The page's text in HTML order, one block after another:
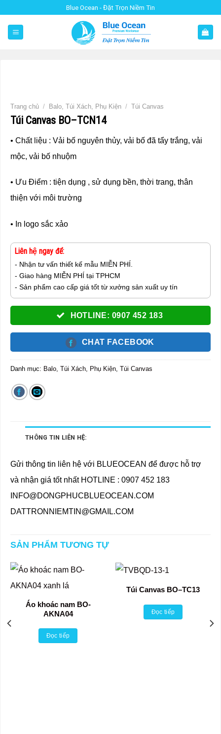
to
content
Blue Ocean - Đặt Trọn Niềm Tin
Trang chủ / Balo, Túi Xách, Phụ Kiện / Túi Canvas
Túi Canvas BO–TCN14
• Chất liệu : Vải bố nguyên thủy, vải bố đã tẩy trắng, vải
mộc, vải bố nhuộm
• Ưu Điểm : tiện dụng , sử dụng bền, thời trang, thân
thiện với môi trường
• In logo sắc xảo
Liên hệ ngay để:
- Nhận tư vấn thiết kế mẫu MIỄN PHÍ.
- Giao hàng MIỄN PHÍ tại TPHCM
- Sản phẩm cao cấp giá tốt từ xưởng sản xuất uy tín
HOTLINE: 0907 452 183
CHAT FACEBOOK
Danh mục: Balo, Túi Xách, Phụ Kiện Túi Canvas
THÔNG TIN LIÊN HỆ:
Gửi thông tin liên hệ với BLUEOCEAN để được hỗ trợ
và nhận giá tốt nhất HOTLINE : 0907 452 183
INFO@DONGPHUCBLUEOCEAN.COM
DATTRONNIEMTIN@GMAIL.COM
SẢN PHẨM TƯƠNG TỰ
Áo khoác nam BO-
AKNA04
Đọc tiếp
Túi Canvas BO–TC13
Đọc tiếp